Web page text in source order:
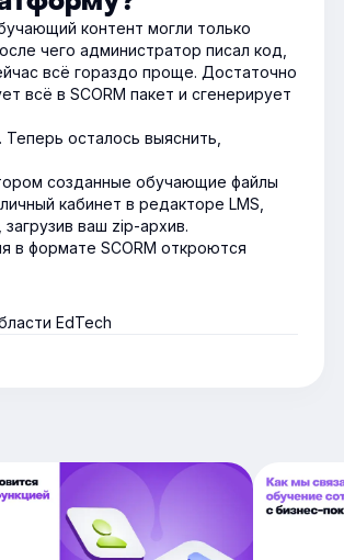
контент могли только
чего администратор писал код,
всё гораздо проще. Достаточно
всё в SCORM пакет и сгенерирует
осталось выяснить,
созданные обучающие файлы
кабинет в редакторе LMS,
ваш zip-архив.
в формате SCORM откроются
EdTech